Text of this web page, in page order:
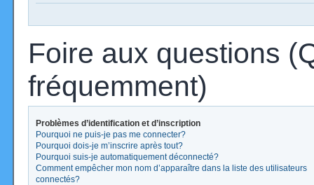
Foire aux questions
fréquemment)
Problèmes d’identification et d’inscription
Pourquoi ne puis-je pas me connecter?
Pourquoi dois-je m’inscrire après tout?
Pourquoi suis-je automatiquement déconnecté?
Comment empêcher mon nom d’apparaître dans la liste des utilisateurs
connectés?